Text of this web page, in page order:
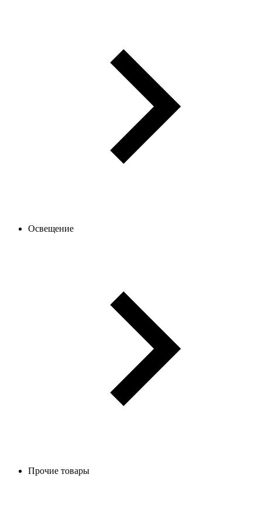
Освещение
Прочие товары